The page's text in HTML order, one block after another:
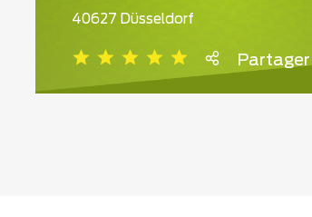
40627 Düsseldorf
Partager